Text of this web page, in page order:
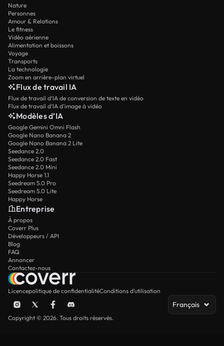
Nature
Personnes
Amour & Relations
Le fitness
Vidéo aérienne
Alimentation et boissons
Voyage
Transports
La technologie
Zoom en arrière-plan virtuel
Flux de travail IA
Flux de travail d’IA de conversion de texte en vidéo
Flux de travail d’IA d’image à vidéo
Modèles d’IA
Google Gemini Omni Flash
Google Nano Banana 2
Google Nano Banana 2 Lite
Seedance 2.0
Seedance 2.0 Fast
Seedance 2.0 Mini
Happy Horse 1.1
Seedream 5.0 Pro
Seedream 5.0 Lite
Happy Horse
Entreprise
À propos
Coverr Plus
Développeurs / API
Blog
FAQ
Annoncer
Contactez-nous
Licencepolitique de confidentialitéConditions d’utilisation
Français
Copyright © 2026. Tous droits réservés.